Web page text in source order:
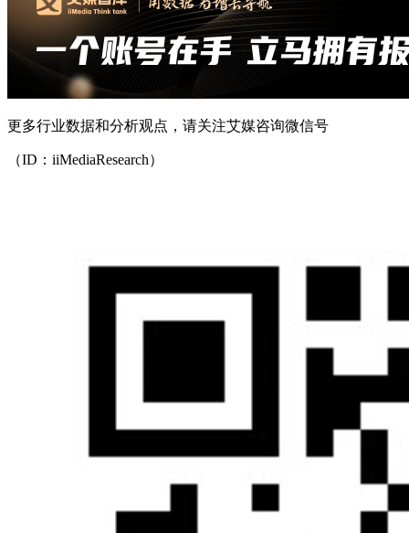
更多行业数据和分析观点，请关注艾媒咨询微信号
（ID：iiMediaResearch）